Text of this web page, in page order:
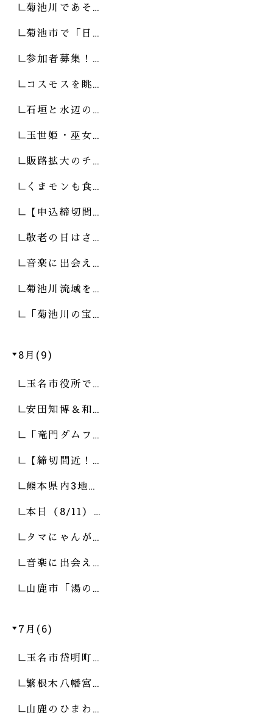
菊池川であそ…
菊池市で「日…
参加者募集！…
コスモスを眺…
石垣と水辺の…
玉世姫・巫女…
販路拡大のチ…
くまモンも食…
【申込締切間…
敬老の日はさ…
音楽に出会え…
菊池川流域を…
「菊池川の宝…
8月(9)
玉名市役所で…
安田知博＆和…
「竜門ダムフ…
【締切間近！…
熊本県内3地…
本日（8/11）…
タマにゃんが…
音楽に出会え…
山鹿市「湯の…
7月(6)
玉名市岱明町…
繁根木八幡宮…
山鹿のひまわ…